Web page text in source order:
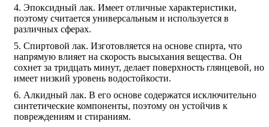
Эпоксидный лак. Имеет отличные характеристики,
поэтому считается универсальным и используется в
различных сферах.
Спиртовой лак. Изготовляется на основе спирта, что
напрямую влияет на скорость высыхания вещества. Он
сохнет за тридцать минут, делает поверхность глянцевой, но
имеет низкий уровень водостойкости.
Алкидный лак. В его основе содержатся исключительно
синтетические компоненты, поэтому он устойчив к
повреждениям и стираниям.